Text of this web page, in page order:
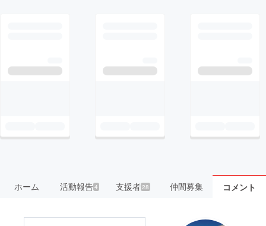
ホーム 活動報告4 支援者 28 仲間募集 コメント